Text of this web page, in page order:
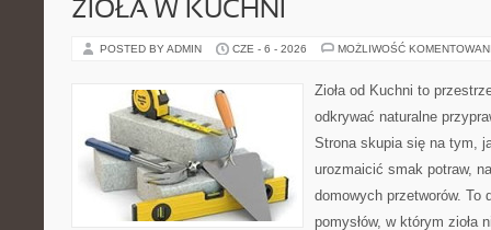
ZIOŁA W KUCHNI
POSTED BY ADMIN CZE - 6 - 2026 MOŻLIWOŚĆ
Zioła od Kuchni to
odkrywać naturalne
Strona skupia się na tym,
urozmaicić smak potraw,
domowych przetworów. To
pomysłów, w którym zioła